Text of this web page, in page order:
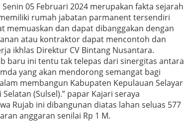
05 Februari 2024 merupakan fakta sejarah
rumah jabatan parmanent tersendiri
memuaskan dan dapat dibanggakan dengan
atau kontraktor dapat mencontoh dan
ikhlas Direktur CV Bintang Nusantara.
baru ini tentu tak telepas dari sinergitas antara
yang akan mendorong semangat bagi
membangun Kabupaten Kepulauan Selayar
(Sulsel).” papar Kajari seraya
Rujab ini dibangunan diatas lahan seluas 577
anggaran senilai Rp 1 M.